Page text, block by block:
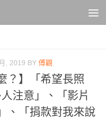
, 2019 BY 傅觀
？】「希望長照
注意」、「影片
、「捐款對我來說